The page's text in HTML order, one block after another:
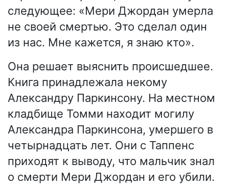
следующее: «Мери Джордан умерла
не своей смертью. Это сделал один
из нас. Мне кажется, я знаю кто».
Она решает выяснить происшедшее.
Книга принадлежала некому
Александру Паркинсону. На местном
кладбище Томми находит могилу
Александра Паркинсона, умершего в
четырнадцать лет. Они с Таппенс
приходят к выводу, что мальчик знал
о смерти Мери Джордан и его убили.